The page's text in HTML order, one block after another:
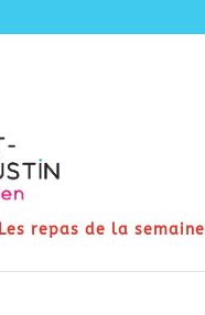
Les repas de la semaine